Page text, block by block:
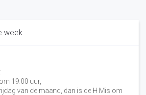
week
19.00 uur,
van de maand, dan is de H Mis om